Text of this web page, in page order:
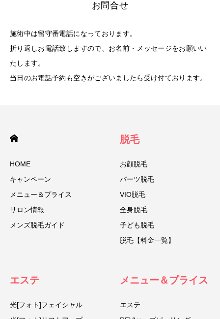
お問合せ
施術中は留守番電話になっております。
折り返しお電話致しますので、お名前・メッセージをお願いい
たします。
当日のお電話予約も空きがございましたら受け付ております。
HOME
キャンペーン
メニュー＆プライス
サロン情報
メンズ脱毛ガイド
脱毛
お顔脱毛
パーツ脱毛
VIO脱毛
全身脱毛
子ども脱毛
脱毛【料金一覧】
エステ
光[フォト]フェイシャル
メニュー＆プライス
エステ